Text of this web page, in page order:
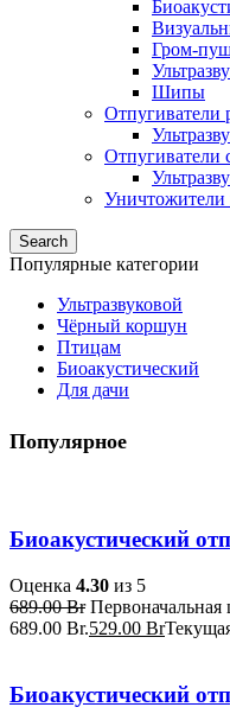
Гром-
Шипы
Отпугиватели
Отпугиватели
Уничтожители
Search
Популярные категории
Ультразвуковой
Чёрный коршун
Птицам
Биоакустический
Для дачи
Популярное
Биоакустический
Оценка 4.30 из 5
689.00Br Первоначальная
689.00 Br.529.00 Br
Биоакустический